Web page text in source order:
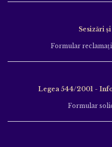
Sesizări
Formular
Legea 544/2001 -
Formular